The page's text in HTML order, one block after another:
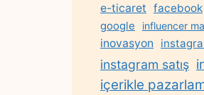
e-ticaret facebook
google influencer
inovasyon
instagram satış
içerikle